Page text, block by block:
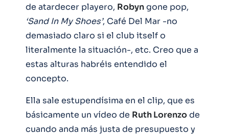
de atardecer playero, Robyngone pop,
‘Sand In My Shoes’, Café Del Mar -no
demasiado claro si el club itself o
literalmente la situación-, etc. Creo que a
estas alturas habréis entendido el
concepto.
Ella sale estupendísima en el clip, que es
básicamente un vídeo de Ruth Lorenzode
cuando anda más justa de presupuesto y